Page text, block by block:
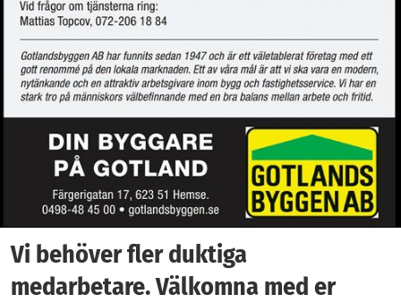
Vi behöver fler duktiga
medarbetare. Välkomna med er